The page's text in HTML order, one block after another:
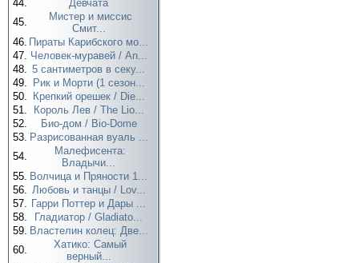
44.
Девчата
45.
Мистер и миссис
Смит...
46. Пираты Карибского мо...
47. Человек-муравей / An...
48. 5 сантиметров в секу...
49.
Рик и Морти (1 сезон...
50.
Крепкий орешек / Die...
51.
Король Лев / The Lio...
52.
Био-дом / Bio-Dome
53. Разрисованная вуаль ...
54.
Малефисента:
Владычи...
55. Волчица и Пряности 1...
56. Любовь и танцы / Lov...
57. Гарри Поттер и Дары ...
58.
Гладиатор / Gladiato...
59. Властелин колец: Две...
60.
Хатико: Самый
верный...